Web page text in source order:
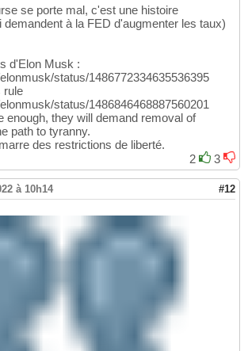
se porte mal, c'est une histoire
à la FED d'augmenter les taux)
d'Elon Musk :
status/1486772334635536395
rule
status/1486846468887560201
enough, they will demand removal of
path to tyranny.
des restrictions de liberté.
2
3
à 10h14 #12